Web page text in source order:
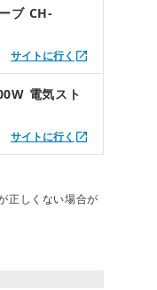
ブ CH-
サイトに行く
電気スト
サイトに行く
正しくない場合が